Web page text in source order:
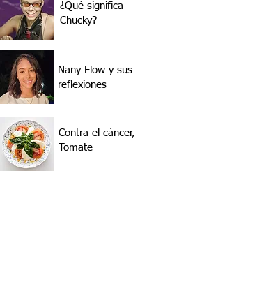
¿Qué significa
Chucky?
Nany Flow y sus
reflexiones
Contra el cáncer,
Tomate